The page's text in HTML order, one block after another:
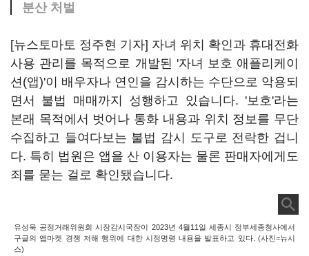
분산 처벌
[뉴스토마토 정주현 기자] 자녀 위치 확인과 휴대전화
사용 관리를 목적으로 개발된 '자녀 보호 애플리케이
션(앱)'이 배우자나 연인을 감시하는 수단으로 악용되
면서 불법 매매까지 성행하고 있습니다. '보호'라는
본래 목적에서 벗어나 통화 내용과 위치 정보를 무단
수집하고 들여다보는 불법 감시 도구로 전락한 겁니
다. 특히 법원은 앱을 산 이용자는 물론 판매자에게도
죄를 묻는 걸로 확인됐습니다.
유성욱 공정거래위원회 시장감시국장이 2023년 4월11일 세종시 정부세종청사에서
구글의 앱마켓 경쟁 저해 행위에 대한 시정명령 내용을 발표하고 있다. (사진=뉴시
스)